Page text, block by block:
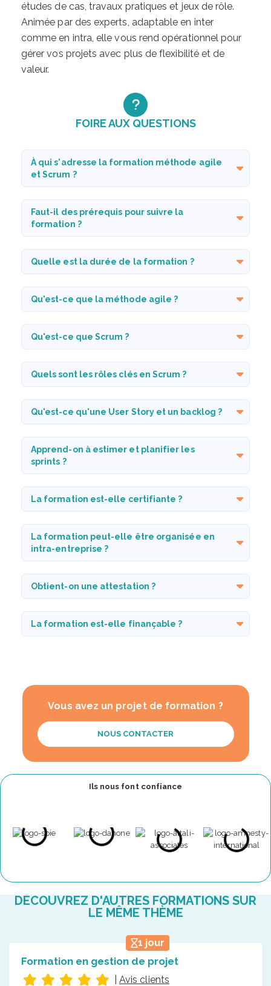
études de cas, travaux pratiques et jeux de rôle.
Animée par des experts, adaptable en inter
comme en intra, elle vous rend opérationnel pour
gérer vos projets avec plus de flexibilité et de
valeur.
FOIRE AUX QUESTIONS
À qui s'adresse la formation méthode agile
et Scrum ?
Faut-il des prérequis pour suivre la
formation ?
Quelle est la durée de la formation ?
Qu'est-ce que la méthode agile ?
Qu'est-ce que Scrum ?
Quels sont les rôles clés en Scrum ?
Qu'est-ce qu'une User Story et un backlog ?
Apprend-on à estimer et planifier les
sprints ?
La formation est-elle certifiante ?
La formation peut-elle être organisée en
intra-entreprise ?
Obtient-on une attestation ?
La formation est-elle finançable ?
Vous avez un projet de formation ?
NOUS CONTACTER
Ils nous font confiance
DÉCOUVREZ D'AUTRES FORMATIONS SUR
LE MÊME THÈME
1 jour
Formation en gestion de projet
Avis clients